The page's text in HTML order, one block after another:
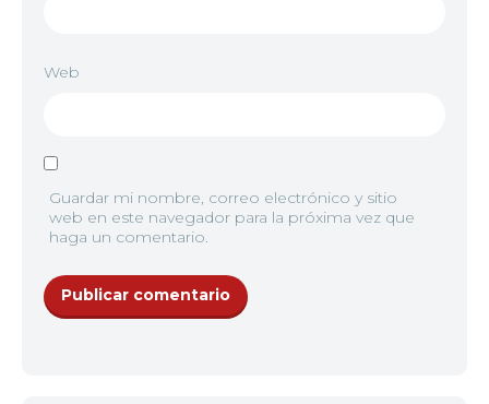
Web
Guardar mi nombre, correo electrónico y sitio
web en este navegador para la próxima vez que
haga un comentario.